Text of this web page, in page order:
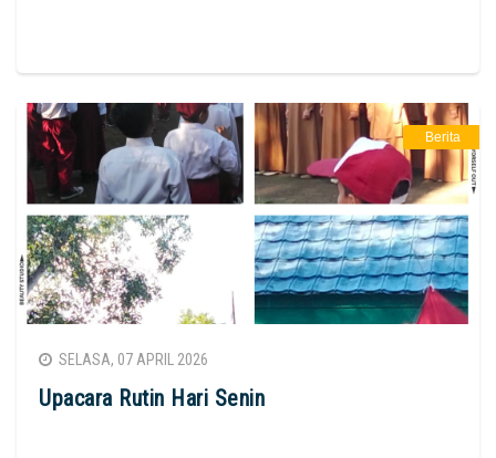
Berita
SELASA, 07 APRIL 2026
Upacara Rutin Hari Senin